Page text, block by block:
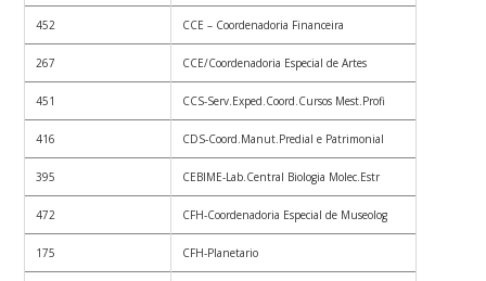
452 CCE – Coordenadoria Financeira
267 CCE/Coordenadoria Especial de Artes
451 CCS-Serv.Exped.Coord.Cursos Mest.Profi
416 CDS-Coord.Manut.Predial e Patrimonial
395 CEBIME-Lab.Central Biologia Molec.Estr
472 CFH-Coordenadoria Especial de Museolog
175 CFH-Planetario